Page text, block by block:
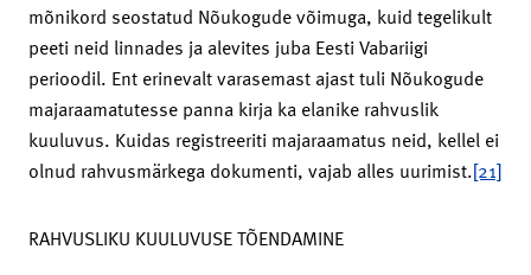
mõnikord seostatud Nõukogude võimuga, kuid tegelikult
peeti neid linnades ja alevites juba Eesti Vabariigi
perioodil. Ent erinevalt varasemast ajast tuli Nõukogude
majaraamatutesse panna kirja ka elanike rahvuslik
kuuluvus. Kuidas registreeriti majaraamatus neid, kellel ei
olnud rahvusmärkega dokumenti, vajab alles uurimist.[21]
RAHVUSLIKU KUULUVUSE TÕENDAMINE